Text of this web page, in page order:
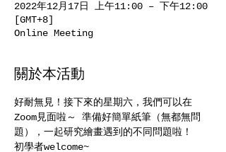
2022年12月17日 上午11:00 – 下午12:00
[GMT+8]
Online Meeting
關於本活動
好耐無見！接下來的星期六，我們可以在
Zoom見面啦～ 準備好簡單紙筆（無都無問
題），一起研究繪畫遇到的不同問題啦！
初學者welcome~